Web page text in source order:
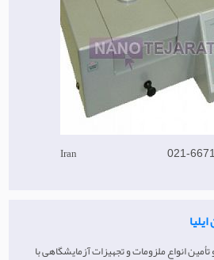
Iran 021-
انواع ملزومات و تجهیزات آزمایشگاهی با